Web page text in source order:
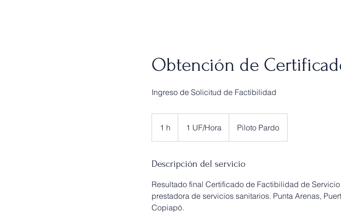
Obtención de
Ingreso de Solicitud de Factibilidad
1 h 1 UF/Hora Piloto Pardo
Descripción del servicio
Resultado final Certificado de Factibilidad de
prestadora de servicios sanitarios. Punta Arenas,
Copiapó.